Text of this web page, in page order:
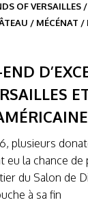
OF VERSAILLES /
/ MÉCÉNAT /
plusieurs
eu la chance de
du Salon de
à sa fin